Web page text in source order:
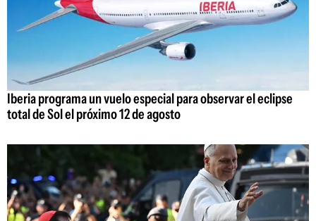
Iberia programa un vuelo especial para observar el eclipse
total de Sol el próximo 12 de agosto